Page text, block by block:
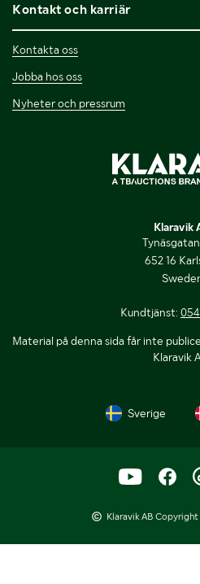
Kontakt och karriär
Kontakta oss
Jobba hos oss
Nyheter och pressrum
Klaravik
Tynäsgatan
652 16
Kundtjänst:
Material på denna sida får inte
Klaravik
Sverige
Klaravik AB Copyright